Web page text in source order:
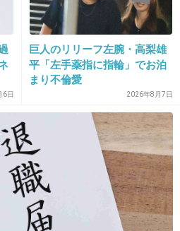
ーカーされてた
がプレゼントした財布を
の庭にばら蒔かれたり、
紙、スマホケース(私がほ
)、時にはお金を入れてき
されたり職場に来られた
くらい気持ち悪かった
6日
巨人のリリーフ左腕・高梨雄
平「左手薬指に指輪」でお泊
まり不倫愛
2026年8月7日